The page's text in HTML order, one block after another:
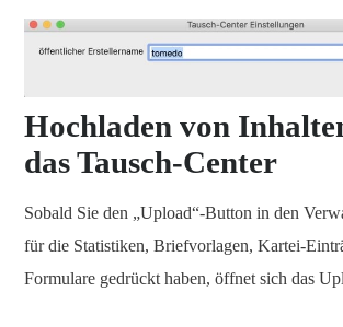
Hochladen von
das Tausch-Center
Sobald Sie den „Upload“-Button in den
für die Statistiken, Briefvorlagen, Kartei-
Formulare gedrückt haben, öffnet sich das